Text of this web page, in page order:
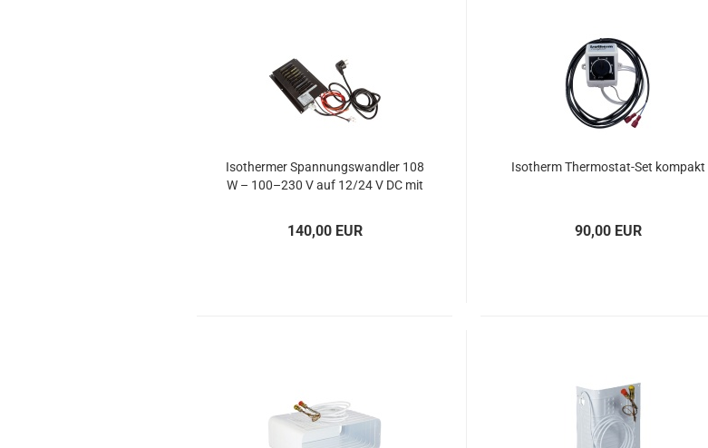
Iso­ther­mer Span­nungs­wand­ler 108
W – 100–230 V auf 12/24 V DC mit
140,00 EUR
Iso­therm Thermostat-​​Set kom­pakt
90,00 EUR